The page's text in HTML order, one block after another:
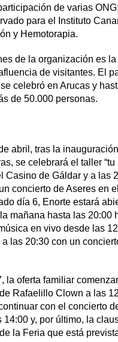
de varias
para el Instituto
y Hemotorapia.
de la organización es la
de visitantes. El
celebró en Arucas y
de 50.000 personas.
abril, tras la
se celebrará el taller
Casino de Gáldar y a las
concierto de Aseres en
día 6, Enorte estará
mañana hasta las 20:00
en vivo desde las
las 20:30 con un
la oferta familiar
Rafaelillo Clown a las
con el concierto
14:00 y, por último, la
la Feria que está